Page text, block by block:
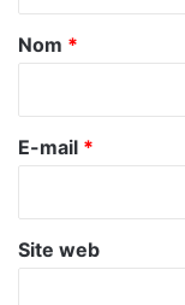
a
e
Nom *
E-mail *
Site web